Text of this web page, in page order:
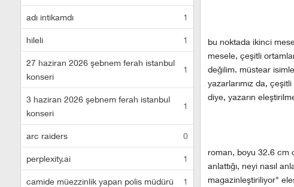
adı intikamdı 1
hileli 1
27 haziran 2026 şebnem ferah istanbul
konseri
1
3 haziran 2026 şebnem ferah istanbul
konseri
1
arc raiders 0
perplexity.ai 1
camide müezzinlik yapan polis müdürü 1
bu noktada ikinci
mesele, çeşitli
değilim. müstear
yazarlarımız da,
diye, yazarın
roman, boyu 32.6 cm
anlattığı, neyi nasıl
magazinleştiriliyor"